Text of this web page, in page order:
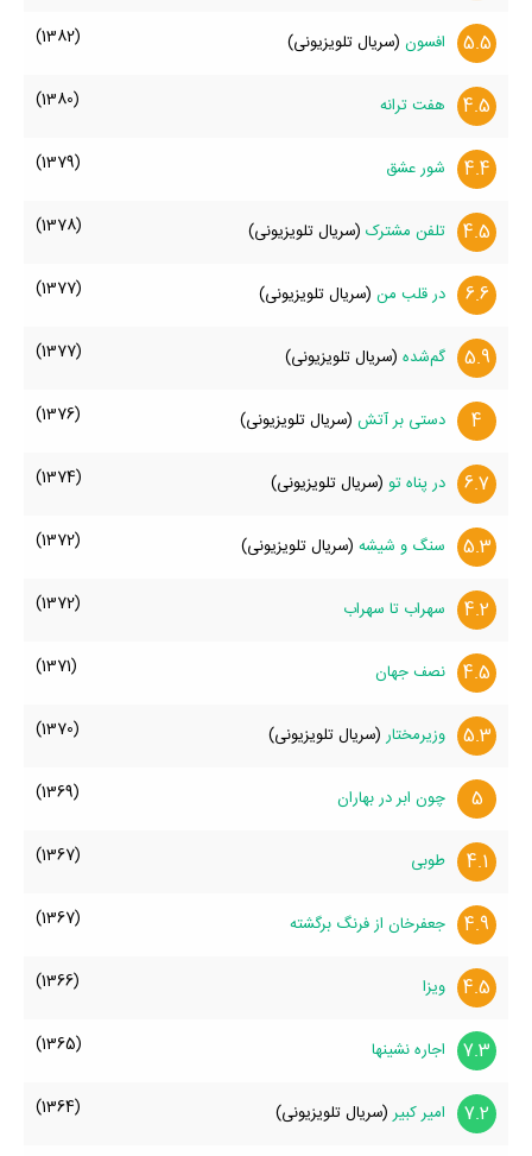
5.5 افسون (سریال تلویزیونی) (1382)
4.5 هفت ترانه (1380)
4.4 شور عشق (1379)
4.5 تلفن مشترک (سریال تلویزیونی) (1378)
6.6 در قلب من (سریال تلویزیونی) (1377)
5.9 گم‌شده (سریال تلویزیونی) (1377)
4 دستی بر آتش (سریال تلویزیونی) (1376)
6.7 در پناه تو (سریال تلویزیونی) (1374)
5.3 سنگ و شیشه (سریال تلویزیونی) (1372)
4.2 سهراب تا سهراب‌ (1372)
4.5 نصف جهان (1371)
5.3 وزیرمختار (سریال تلویزیونی) (1370)
5 چون ابر در بهاران (1369)
4.1 طوبی (1367)
4.9 جعفرخان از فرنگ برگشته (1367)
4.5 ویزا (1366)
7.3 اجاره نشینها (1365)
7.2 امیر کبیر (سریال تلویزیونی) (1364)